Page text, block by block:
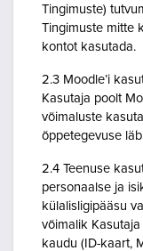
Tingimuste)
Tingimuste mitte
kontot kasutada.
2.3 Moodle’i
Kasutaja poolt
võimaluste
õppetegevuse
2.4 Teenuse
personaalse ja
külalisligipääsu
võimalik Kasutaja
kaudu (ID-kaart,